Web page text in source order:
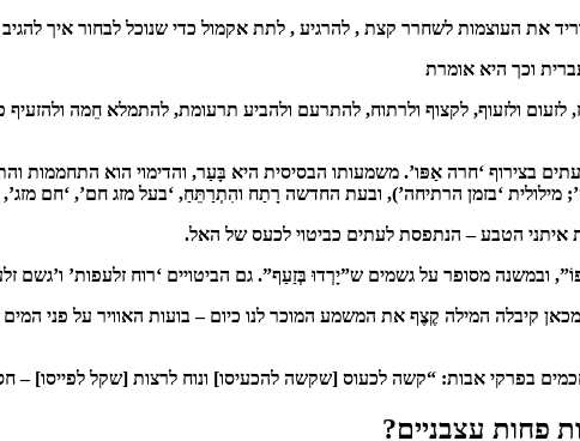
את העוצמות לשחרר קצת , להרגיע , לתת אקמול כדי שנוכל לבחור איך להגיב
וכך היא אומרת
לזעום ולזעוף, לקצוף ולרתוח, להתרעם ולהביע תרעומת, להתמלא חֵמה
בצירוף ‘חרה אַפּו’. משמעותו הבסיסית היא בָּעַר, והדימוי הוא
‘בזמן הרתיחה’), ובעת החדשה רָתַח והִתְרַתֵּחַ, ‘בעל מזג חם’, ‘חם מזג’,
הטבע – הנתפסת לעתים כביטוי לכעס של האל.
ובמשנה מסופר על גשמים ש”יָרְדוּ בְּזַעַף”. גם הביטויים ‘רוח זלעפות’
קיבלה המילה קֶצֶף את המשמע המוכר לנו כיום – בועות האוויר על פני
בפרקי אבות: “קשה לכעוס [שקשה להכעיסו] ונוח לרצות [שקל לפייסו] –